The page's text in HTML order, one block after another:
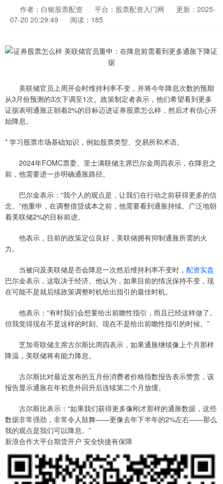
作者：白银股票配资 平台：股票配资入门网
更新：2025-
07-20 20:29:49
阅读：185
美联储官员上周开会时维持利率不变，并将今年降息次数的预期
从3月份预测的3次下调至1次。政策制定者表示，他们希望看到更多
证据表明通胀正朝着2%的目标迈进证券股票怎么样，然后才有信心开
始降息。
* 学习股票市场基础知识，例如股票类型、交易所和术语。
2024年FOMC票委、里士满联储主席巴尔金周四表示，在降息之
前，他需要进一步明确通胀路径。
巴尔金表示：“我个人的观点是，让我们在行动之前获得更多的信
念。”他重申，在调整借贷成本之前，他需要看到通胀持续、广泛地朝
着美联储2%的目标前进。
他表示，目前的政策定位良好，美联储拥有抑制通胀所需的火
力。
当被问及美联储是否会降息一次然后维持利率不变时， 配资实盘
巴尔金表示，这取决于经济。他认为，如果目前的情况保持不变，现
在可能不是就后续政策调整时机给出指引的最佳时机。
他表示：“有时我们会想要给出前瞻性指引，而且已经这样做了。
但我觉得现在不是这样的时刻。现在不是给出前瞻性指引的时候。”
芝加哥联储主席古尔斯比周四表示，如果通胀继续像上个月那样
降温，美联储将有能力降息。
古尔斯比对最近发布的五月份消费者价格指数报告表示赞赏，该
报告显示通胀在年初意外回升后连续第二个月放缓。
古尔斯比表示：“如果我们获得更多像刚才那样的通胀数据，这些
数据非常强劲，非常令人鼓舞——更像去年下半年的2%左右——那么
我的观点是我们可以降息。”
新浪合作大平台期货开户 安全快捷有保障